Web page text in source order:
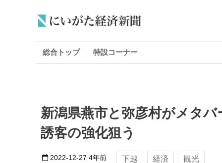
総合トップ 特設コーナー
新潟県燕市と弥彦村がメタ
誘客の強化狙う
2022-12-27 4年前 下越 経済 観光